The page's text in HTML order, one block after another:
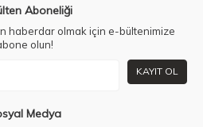
Aboneliği
haberdar olmak için e-bültenimize
olun!
KAYIT OL
Medya